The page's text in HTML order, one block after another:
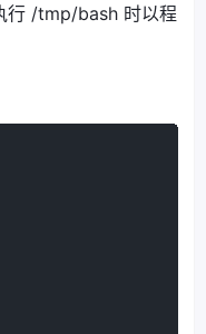
行 /tmp/bash 时以程